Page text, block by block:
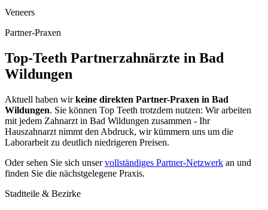
Veneers
Partner-Praxen
Top-Teeth Partnerzahnärzte in Bad
Wildungen
Aktuell haben wirkeine direkten Partner-Praxen in Bad
Wildungen. Sie können Top Teeth trotzdem nutzen: Wir arbeiten
mit jedem Zahnarzt in Bad Wildungen zusammen - Ihr
Hauszahnarzt nimmt den Abdruck, wir kümmern uns um die
Laborarbeit zu deutlich niedrigeren Preisen.
Oder sehen Sie sich unservollständiges Partner-Netzwerk an und
finden Sie die nächstgelegene Praxis.
Stadtteile & Bezirke